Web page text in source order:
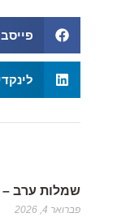
שמלות ערב – https://htofashion2.com/
פברואר 4, 2026